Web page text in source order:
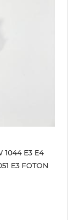
1044 Е3 Е4
Е3 FOTON